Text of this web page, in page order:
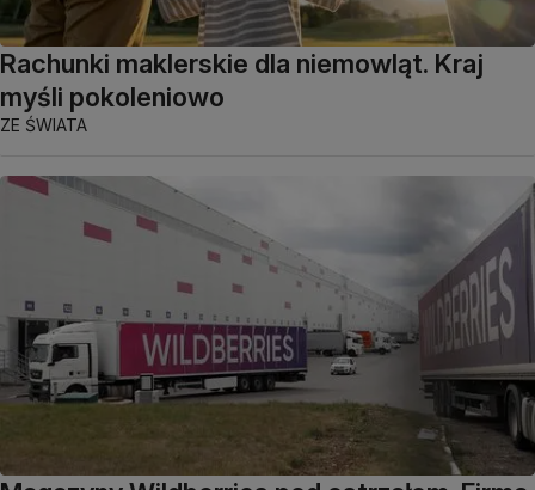
Rachunki maklerskie dla niemowląt. Kraj
myśli pokoleniowo
ZE ŚWIATA